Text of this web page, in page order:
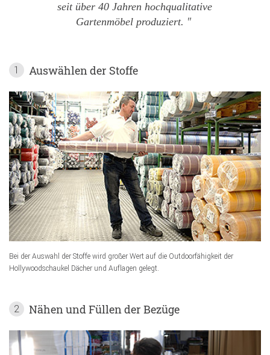
seit über 40 Jahren hochqualitative
Gartenmöbel produziert.
1 Auswählen der Stoffe
Bei der Auswahl der Stoffe wird großer Wert auf die Outdoorfähigkeit der
Hollywoodschaukel Dächer und Auflagen gelegt.
2 Nähen und Füllen der Bezüge